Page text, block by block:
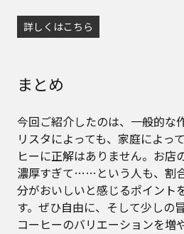
詳しくはこちら
まとめ
今回ご紹介したのは、一般的な
リスタによっても、家庭によっ
ヒーに正解はありません。お店
濃厚すぎて……という人も、割
分がおいしいと感じるポイント
す。ぜひ自由に、そして少しの
コーヒーのバリエーションを増